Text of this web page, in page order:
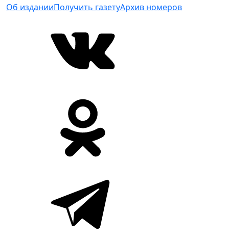
Об изданииПолучить газетуАрхив номеров